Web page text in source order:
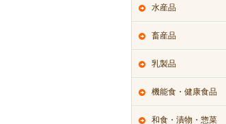
水産品
畜産品
乳製品
機能食・健康食品
和食・漬物・惣菜